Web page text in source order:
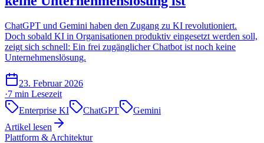
ChatGPT und Gemini haben den Zugang zu KI revolutioniert.
Doch sobald KI in Organisationen produktiv eingesetzt werden soll,
zeigt sich schnell: Ein frei zugänglicher Chatbot ist noch keine
Unternehmenslösung.
23. Februar 2026
·7 min Lesezeit
Enterprise KI
ChatGPT
Gemini
Artikel lesen
Plattform & Architektur